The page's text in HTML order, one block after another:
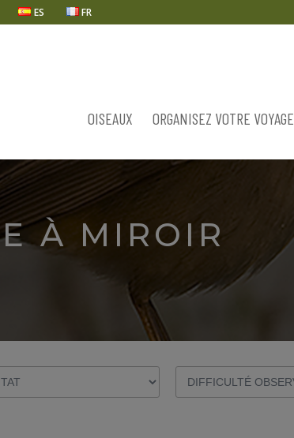
ES FR
OISEAUX ORGANISEZ VOTRE VOYAGE
À MIROIR